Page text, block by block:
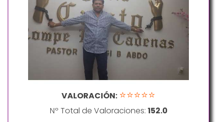
VALORACIÓN: ⭐⭐⭐⭐⭐
Nº Total de Valoraciones: 152.0